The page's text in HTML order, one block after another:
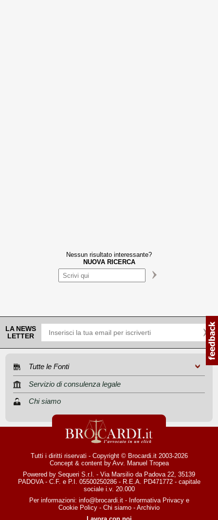
Nessun risultato interessante?
NUOVA RICERCA
LA NEWS
LETTER
Tutte le Fonti
Servizio di consulenza legale
Chi siamo
Tutti i diritti riservati - Copyright © Brocardi.it 2003-2026
Concept & content by Avv. Manuel Tropea
Powered by Sequeri S.r.l. - Via Marsilio da Padova 22, 35139
PADOVA - C.F. e P.I. 05500250286 - R.E.A. PD471772 - capitale
sociale i.v. 20.000
Per informazioni: info@brocardi.it- Informativa Privacye
Cookie Policy - Chi siamo - Archivio